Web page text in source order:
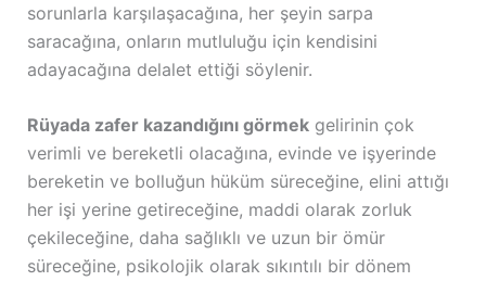
sorunlarla karşılaşacağına, her şeyin sarpa
saracağına, onların mutluluğu için kendisini
adayacağına delalet ettiği söylenir.
Rüyada zafer kazandığını görmekgelirinin çok
verimli ve bereketli olacağına, evinde ve işyerinde
bereketin ve bolluğun hüküm süreceğine, elini attığı
her işi yerine getireceğine, maddi olarak zorluk
çekileceğine, daha sağlıklı ve uzun bir ömür
süreceğine, psikolojik olarak sıkıntılı bir dönem